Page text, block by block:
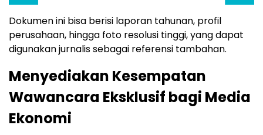
Dokumen ini bisa berisi laporan tahunan, profil
perusahaan, hingga foto resolusi tinggi, yang dapat
digunakan jurnalis sebagai referensi tambahan.
Menyediakan Kesempatan
Wawancara Eksklusif bagi Media
Ekonomi